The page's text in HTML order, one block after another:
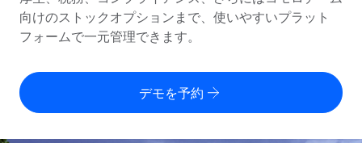
Employer of Record（EOR）
グローバル展開をコストをかけずに実現
Contractor of Record
世界中の契約社員と法令を遵守して契約
国別ガイド
/国別のグローバル雇用支援を検索する
Remoteを他社と比較
ツールと計算ツール
従業員コスト計算ツール
価格
English
向けのストックオプションまで、使いやすいプラット
フォームで一元管理できます。
デモを予約